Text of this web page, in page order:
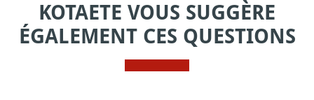
KOTAETE VOUS SUGGÈRE
ÉGALEMENT CES QUESTIONS